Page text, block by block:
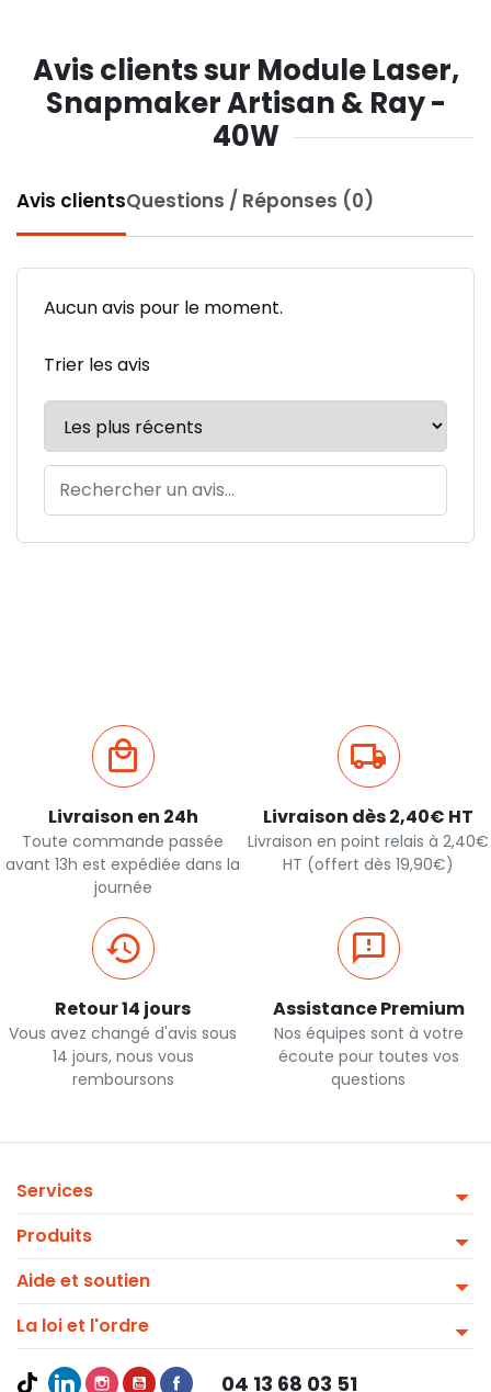
Avis clients sur Module Laser,
Snapmaker Artisan & Ray -
40W
Avis clientsQuestions / Réponses (0)
Aucun avis pour le moment.
Trier les avis
Livraison en 24h
Toute commande passée
avant 13h est expédiée dans la
journée
Livraison dès 2,40€ HT
Livraison en point relais à 2,40€
HT (offert dès 19,90€)
Retour 14 jours
Vous avez changé d'avis sous
14 jours, nous vous
remboursons
Assistance Premium
Nos équipes sont à votre
écoute pour toutes vos
questions
Services
Produits
Aide et soutien
La loi et l'ordre
04 13 68 03 51